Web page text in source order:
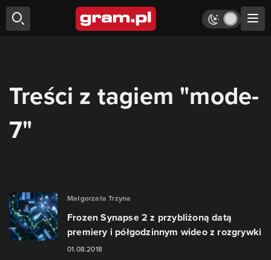
Treści z tagiem "mode-
7"
Małgorzata Trzyna
Frozen Synapse 2 z przybliżoną datą
premiery i półgodzinnym wideo z rozgrywki
01.08.2018